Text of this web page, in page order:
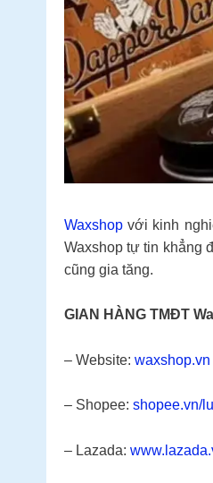
Waxshop với kinh
Waxshop tự tin khẳng
cũng gia tăng.
GIAN HÀNG TMĐT
– Website: waxshop.vn
– Shopee: shopee.vn/
– Lazada: